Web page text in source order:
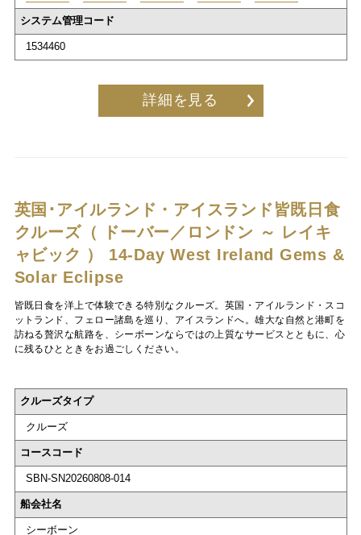
システム管理コード
1534460
詳細を見る
英国･アイルランド・アイスランド皆既日食
クルーズ（ ドーバー／ロンドン ～ レイキ
ャビック ） 14-Day West Ireland Gems &
Solar Eclipse
皆既日食を洋上で体験できる特別なクルーズ。英国・アイルランド・スコ
ットランド、フェロー諸島を巡り、アイスランドへ。雄大な自然と港町を
訪ねる贅沢な航路を、シーボーンならではの上質なサービスとともに、心
に残るひとときをお過ごしください。
クルーズタイプ
クルーズ
コースコード
SBN-SN20260808-014
船会社名
シーボーン